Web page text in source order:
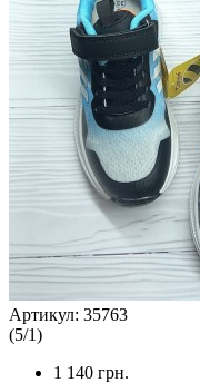
Артикул: 35763
(5/1)
1 140 грн.